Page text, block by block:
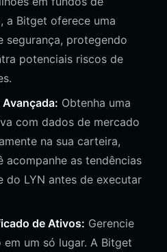
a Bitget oferece uma
segurança, protegendo
potenciais riscos de
Obtenha uma
com dados de mercado
na sua carteira,
acompanhe as tendências
do LYN antes de executar
de Ativos: Gerencie
um só lugar. A Bitget